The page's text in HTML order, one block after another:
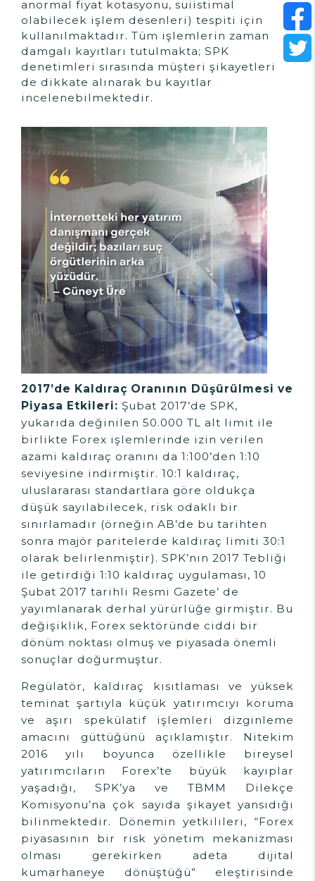
anormal fiyat kotasyonu, suiistimal
olabilecek işlem desenleri) tespiti için
kullanılmaktadır. Tüm işlemlerin zaman
damgalı kayıtları tutulmakta; SPK
denetimleri sırasında müşteri şikayetleri
de dikkate alınarak bu kayıtlar
incelenebilmektedir.
2017’de Kaldıraç Oranının Düşürülmesi ve
Piyasa Etkileri: Şubat 2017’de SPK,
yukarıda değinilen 50.000 TL alt limit ile
birlikte Forex işlemlerinde izin verilen
azami kaldıraç oranını da 1:100’den 1:10
seviyesine indirmiştir. 10:1 kaldıraç,
uluslararası standartlara göre oldukça
düşük sayılabilecek, risk odaklı bir
sınırlamadır (örneğin AB’de bu tarihten
sonra majör paritelerde kaldıraç limiti 30:1
olarak belirlenmiştir). SPK’nın 2017 Tebliği
ile getirdiği 1:10 kaldıraç uygulaması, 10
Şubat 2017 tarihli Resmi Gazete’ de
yayımlanarak derhal yürürlüğe girmiştir. Bu
değişiklik, Forex sektöründe ciddi bir
dönüm noktası olmuş ve piyasada önemli
sonuçlar doğurmuştur.
Regülatör, kaldıraç kısıtlaması ve yüksek
teminat şartıyla küçük yatırımcıyı koruma
ve aşırı spekülatif işlemleri dizginleme
amacını güttüğünü açıklamıştır. Nitekim
2016 yılı boyunca özellikle bireysel
yatırımcıların Forex’te büyük kayıplar
yaşadığı, SPK’ya ve TBMM Dilekçe
Komisyonu’na çok sayıda şikayet yansıdığı
bilinmektedir. Dönemin yetkilileri, “Forex
piyasasının bir risk yönetim mekanizması
olması gerekirken adeta dijital
kumarhaneye dönüştüğü” eleştirisinde